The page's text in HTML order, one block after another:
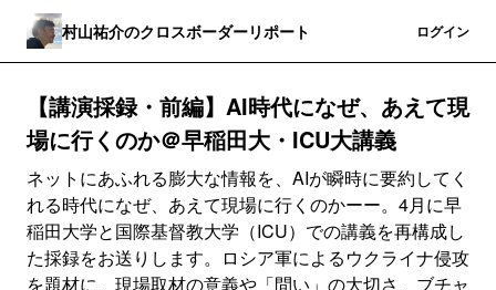
村山祐介のクロスボーダーリポート ログイン
【講演採録・前編】AI時代になぜ、あえて現
場に行くのか＠早稲田大・ICU大講義
ネットにあふれる膨大な情報を、AIが瞬時に要約してく
れる時代になぜ、あえて現場に行くのかーー。4月に早
稲田大学と国際基督教大学（ICU）での講義を再構成し
た採録をお送りします。ロシア軍によるウクライナ侵攻
を題材に、現場取材の意義や「問い」の大切さ、ブチャ